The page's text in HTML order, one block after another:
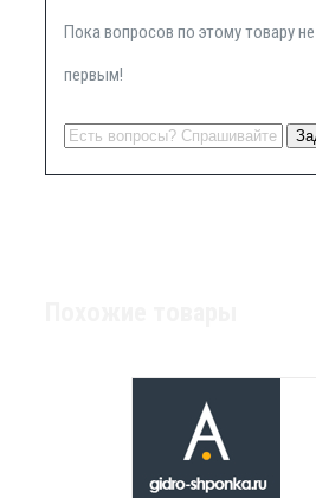
Пока вопросов по этому товару
первым!